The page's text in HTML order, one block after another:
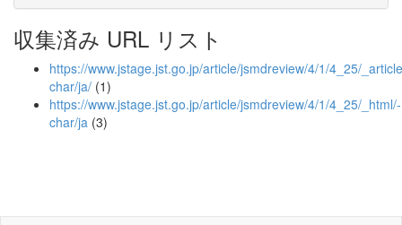
収集済み URL リスト
https://www.jstage.jst.go.jp/article/jsmdreview/4/1/4_25/
char/ja/ (1)
https://www.jstage.jst.go.jp/article/jsmdreview/4/1/4_25/_html/-
char/ja (3)